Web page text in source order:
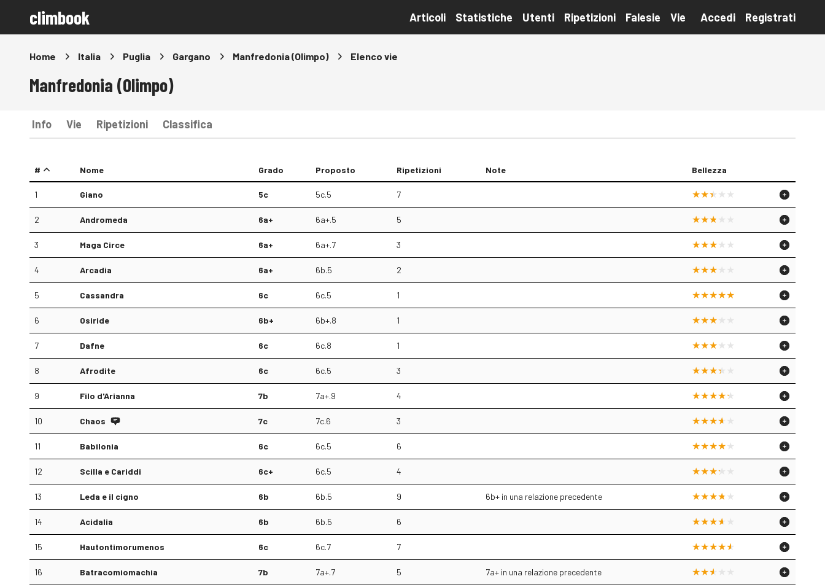
climbook Articoli Statistiche Utenti Ripetizioni Falesie Vie Accedi Registrati
Home Italia Puglia Gargano Manfredonia (Olimpo) Elenco vie
Manfredonia (Olimpo)
Info Vie Ripetizioni Classifica
# Nome Grado Proposto Ripetizioni Note Bellezza
1 Giano 5c 5c.5 7
2 Andromeda 6a+ 6a+.5 5
3 Maga Circe 6a+ 6a+.7 3
4 Arcadia 6a+ 6b.5 2
5 Cassandra 6c 6c.5 1
6 Osiride 6b+ 6b+.8 1
7 Dafne 6c 6c.8 1
8 Afrodite 6c 6c.5 3
9 Filo d'Arianna 7b 7a+.9 4
10 Chaos 7c 7c.6 3
11 Babilonia 6c 6c.5 6
12 Scilla e Cariddi 6c+ 6c.5 4
13 Leda e il cigno 6b 6b.5 9 6b+ in una relazione precedente
14 Acidalia 6b 6b.5 6
15 Hautontimorumenos 6c 6c.7 7
16 Batracomiomachia 7b 7a+.7 5 7a+ in una relazione precedente